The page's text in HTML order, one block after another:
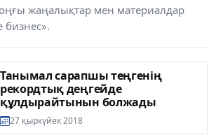
жаңалықтар мен материалдар
Танымал сарапшы теңгенің
рекордтық деңгейде
құлдырайтынын болжады
27 қыркүйек 2018